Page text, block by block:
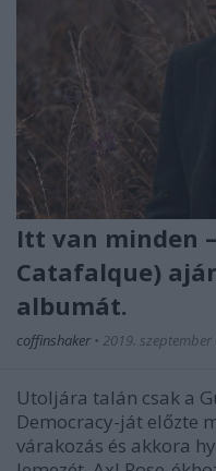
Itt van minden
Catafalque)
albumát.
coffinshaker • 2019. szeptember
Utoljára talán csak a
Democracy-ját előzte
várakozás és akkora